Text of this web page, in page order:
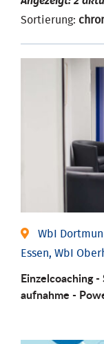
Sortierung:
WbI
Essen, WbI
Einzel­coaching
aufnahme -